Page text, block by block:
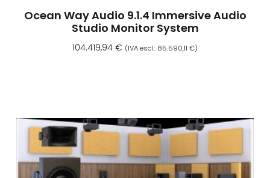
Ocean Way Audio 9.1.4 Immersive Audio
Studio Monitor System
104.419,94 € (IVA escl.: 85.590,11 €)